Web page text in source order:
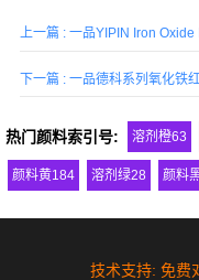
上一篇 : 一品YIPIN Iron
下一篇 : 一品德科系列氧化铁
热门颜料索引号: 溶剂橙63
颜料黄184 溶剂绿28 颜料
技术支持: 免费